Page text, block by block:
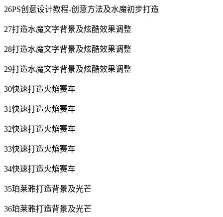
26PS创意设计教程-创意方法及水魔初步打造
27打造水魔文字背景及炫酷效果调整
28打造水魔文字背景及炫酷效果调整
29打造水魔文字背景及炫酷效果调整
30快速打造火焰赛车
31快速打造火焰赛车
32快速打造火焰赛车
33快速打造火焰赛车
34快速打造火焰赛车
35珀莱雅打造背景及光芒
36珀莱雅打造背景及光芒